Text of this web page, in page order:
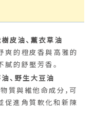
皮油、薰衣草油
爽的橙皮香與高雅的
的舒壓芳香。
、野生大豆油
質與維他命成分，可
促進角質軟化和新陳